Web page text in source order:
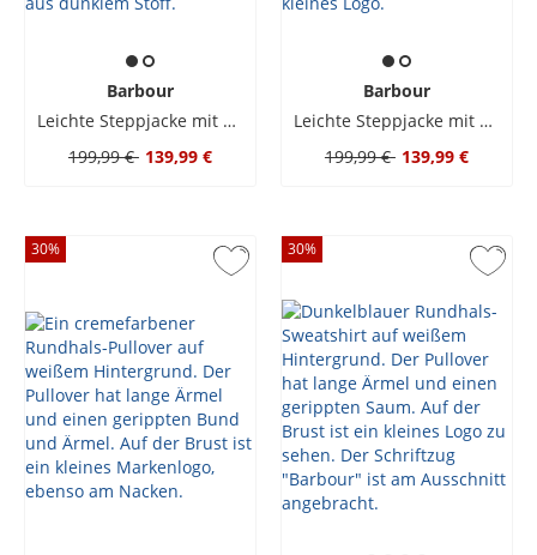
Barbour
Leichte Steppjacke mit Cordkragen
199,99 € 139,99 €
Barbour
Leichte Steppjacke mit Cordkragen
199,99 € 139,99 €
30% 30%